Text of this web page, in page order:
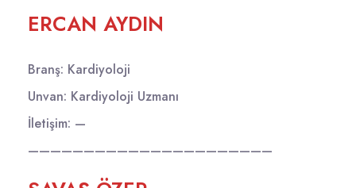
ERCAN AYDIN
Branş: Kardiyoloji
Unvan: Kardiyoloji Uzmanı
İletişim: —
——————————————————————